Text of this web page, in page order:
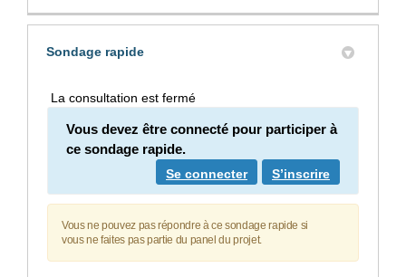
Sondage rapide
La consultation est fermé
Vous devez être connecté pour participer à
ce sondage rapide.
S’inscrire
Se connecter
Vous ne pouvez pas répondre à ce sondage rapide si
vous ne faites pas partie du panel du projet.